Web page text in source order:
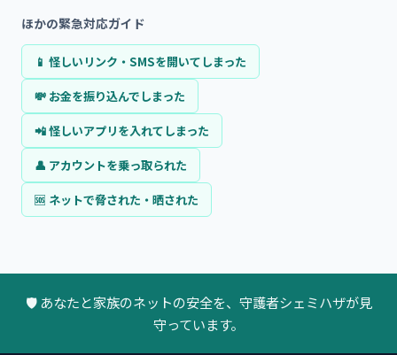
ほかの緊急対応ガイド
📱 怪しいリンク・SMSを開いてしまった
💸 お金を振り込んでしまった
📲怪しいアプリを入れてしまった
👤 アカウントを乗っ取られた
🆘 ネットで脅された・晒された
🛡 あなたと家族のネットの安全を、守護者シェミハザが見
守っています。